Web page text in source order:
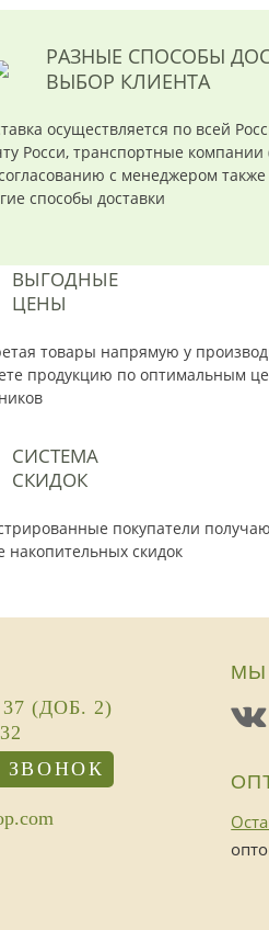
РАЗНЫЕ СПОСОБЫ
ВЫБОР КЛИЕНТА
осуществляется по всей
Росси, транспортные компании
с менеджером
способы доставки
ВЫГОДНЫЕ
ЦЕНЫ
товары напрямую у
продукцию по оптимальным
СИСТЕМА
СКИДОК
покупатели
накопительных скидок
37 (ДОБ. 2)
ЗВОНОК
МЫ